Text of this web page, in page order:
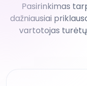
Pasirinkimas
dažniausiai
vartotojas